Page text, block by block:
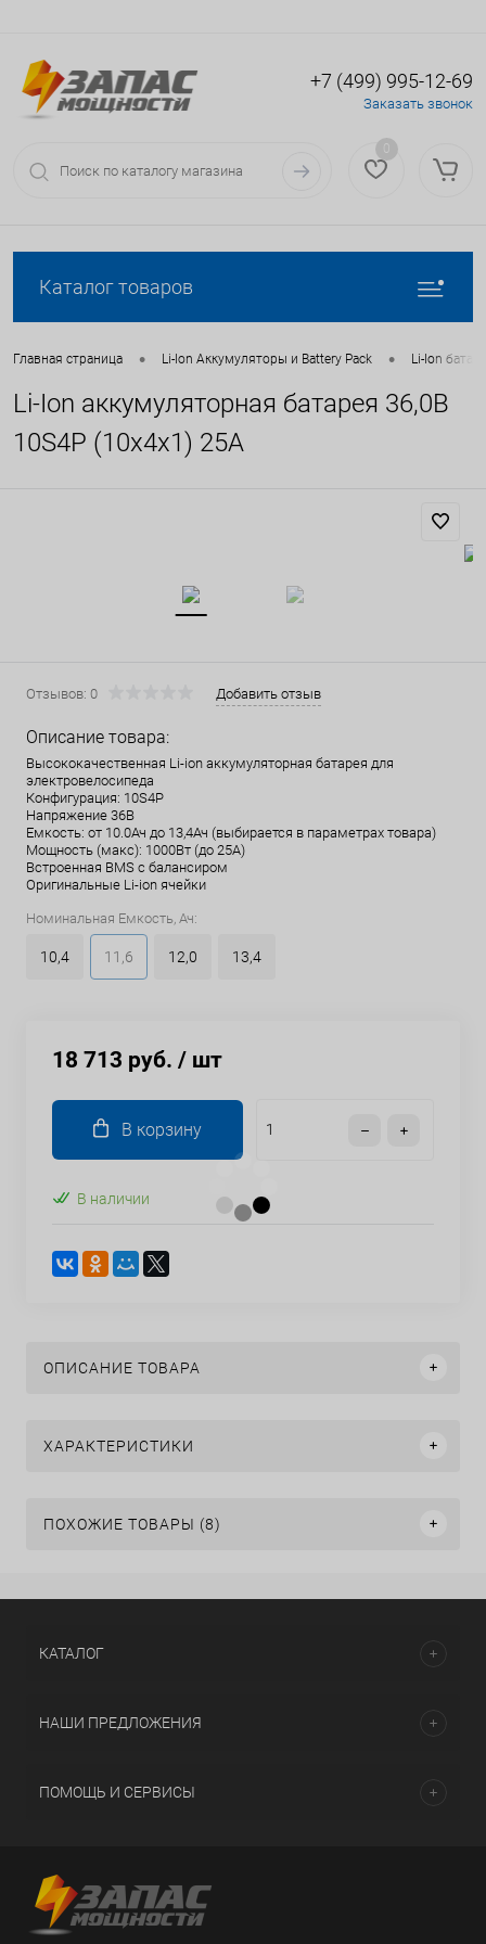
Вход Регистрация
+7 (499) 995-12-69
Заказать звонок
0
Каталог товаров
Главная страница • Li-Ion Аккумуляторы и Battery Pack • Li-Ion
Li-Ion аккумуляторная батарея 36,0В
10S4P (10x4x1) 25A
Отзывов: 0 Добавить отзыв
Описание товара:
Высококачественная Li-ion аккумуляторная батарея для
электровелосипеда
Конфигурация: 10S4P
Напряжение 36В
Емкость: от 10.0Ач до 13,4Ач (выбирается в параметрах товара)
Мощность (макс): 1000Вт (до 25А)
Встроенная BMS с балансиром
Оригинальные Li-ion ячейки
Номинальная Емкость, Ач:
10,4 11,6 12,0 13,4
18 713 руб. / шт
В корзину
В наличии
ОПИСАНИЕ ТОВАРА
ХАРАКТЕРИСТИКИ
ПОХОЖИЕ ТОВАРЫ (8)
КАТАЛОГ
НАШИ ПРЕДЛОЖЕНИЯ
ПОМОЩЬ И СЕРВИСЫ